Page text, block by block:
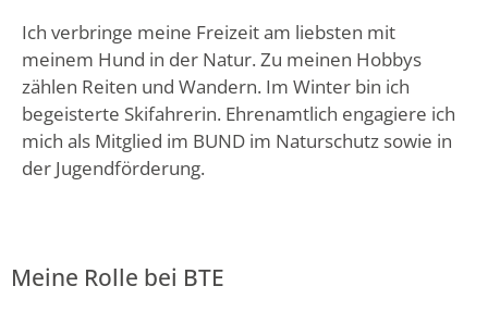
Ich verbringe meine Freizeit am liebsten mit
meinem Hund in der Natur. Zu meinen Hobbys
zählen Reiten und Wandern. Im Winter bin ich
begeisterte Skifahrerin. Ehrenamtlich engagiere ich
mich als Mitglied im BUND im Naturschutz sowie in
der Jugendförderung.
Meine Rolle bei BTE